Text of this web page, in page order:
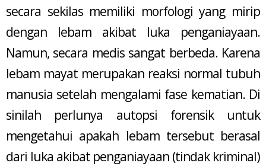
secara sekilas memiliki morfologi yang mirip
dengan lebam akibat luka penganiayaan.
Namun, secara medis sangat berbeda. Karena
lebam mayat merupakan reaksi normal tubuh
manusia setelah mengalami fase kematian. Di
sinilah perlunya autopsi forensik untuk
mengetahui apakah lebam tersebut berasal
dari luka akibat penganiayaan (tindak kriminal)